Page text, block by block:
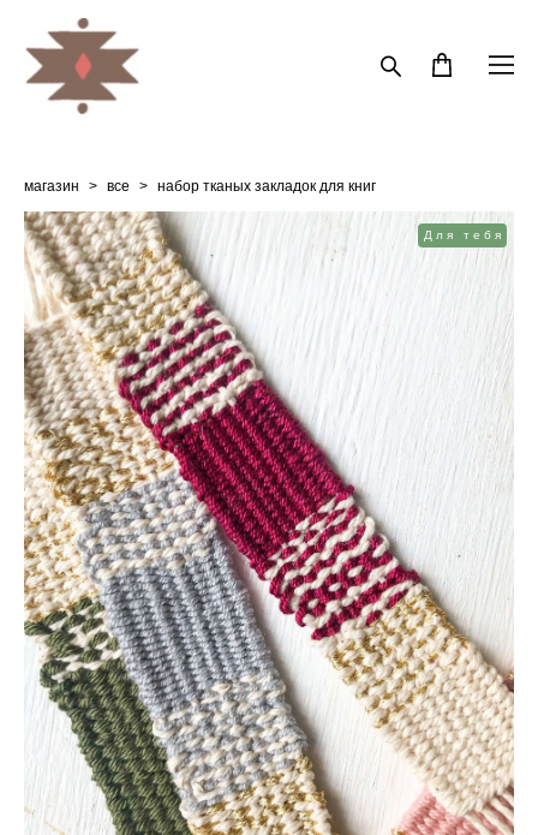
магазин > все > набор тканых закладок для книг
Для тебя